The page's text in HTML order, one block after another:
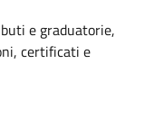
e graduatorie,
certificati e